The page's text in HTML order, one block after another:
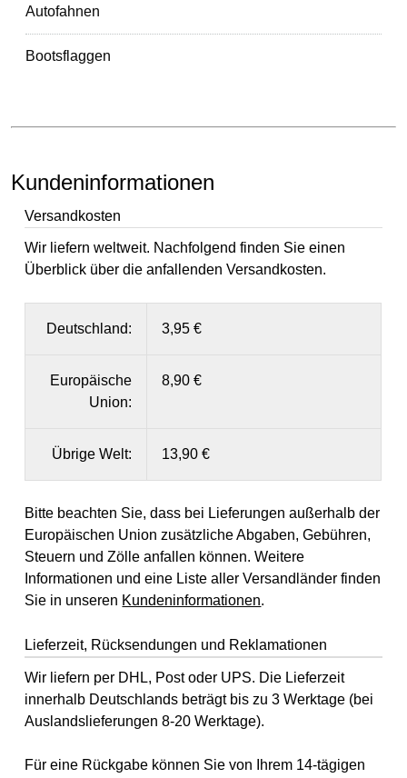
Autofahnen
Bootsflaggen
Kundeninformationen
Versandkosten
Wir liefern weltweit. Nachfolgend finden Sie einen
Überblick über die anfallenden Versandkosten.
Deutschland: 3,95 €
Europäische
Union:
8,90 €
Übrige Welt: 13,90 €
Bitte beachten Sie, dass bei Lieferungen außerhalb der
Europäischen Union zusätzliche Abgaben, Gebühren,
Steuern und Zölle anfallen können. Weitere
Informationen und eine Liste aller Versandländer finden
Sie in unseren Kundeninformationen.
Lieferzeit, Rücksendungen und Reklamationen
Wir liefern per DHL, Post oder UPS. Die Lieferzeit
innerhalb Deutschlands beträgt bis zu 3 Werktage (bei
Auslandslieferungen 8-20 Werktage).
Für eine Rückgabe können Sie von Ihrem 14-tägigen